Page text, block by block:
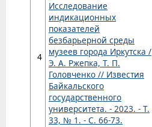
4
Исследование
индикационных
показателей
безбарьерной среды
музеев города Иркутска /
Э. А. Ржепка, Т. П.
Головченко // Известия
Байкальского
государственного
университета. - 2023. - Т.
33, № 1. - С. 66-73.